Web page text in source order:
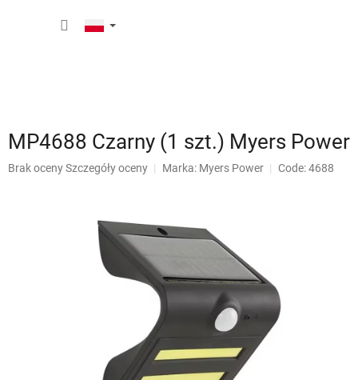
MP4688 Czarny (1 szt.) Myers Power
Średnia
Brak ocenySzczegóły oceny Marka: Myers Power Code: 4688